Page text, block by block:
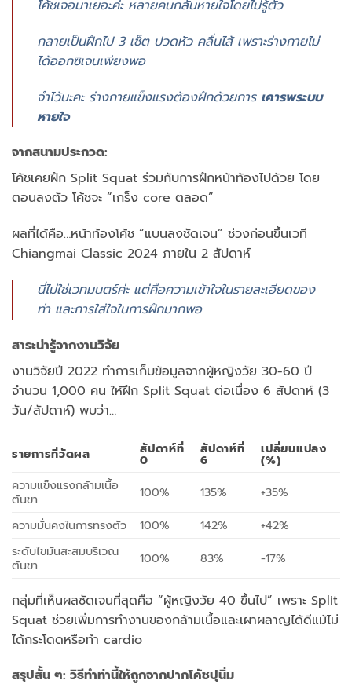
โค้ชเจอมาเยอะค่ะ หลายคนกลั้นหายใจโดยไม่รู้ตัว
กลายเป็นฝึกไป 3 เซ็ต ปวดหัว คลื่นไส้ เพราะร่างกายไม่
ได้ออกซิเจนเพียงพอ
จำไว้นะคะ ร่างกายแข็งแรงต้องฝึกด้วยการ เคารพระบบ
หายใจ
จากสนามประกวด:
โค้ชเคยฝึก Split Squat ร่วมกับการฝึกหน้าท้องไปด้วย โดย
ตอนลงตัว โค้ชจะ “เกร็ง core ตลอด”
ผลที่ได้คือ…หน้าท้องโค้ช “แบนลงชัดเจน” ช่วงก่อนขึ้นเวที
Chiangmai Classic 2024 ภายใน 2 สัปดาห์
นี่ไม่ใช่เวทมนตร์ค่ะ แต่คือความเข้าใจในรายละเอียดของ
ท่า และการใส่ใจในการฝึกมากพอ
สาระน่ารู้จากงานวิจัย
งานวิจัยปี 2022 ทำการเก็บข้อมูลจากผู้หญิงวัย 30-60 ปี
จำนวน 1,000 คน ให้ฝึก Split Squat ต่อเนื่อง 6 สัปดาห์ (3
วัน/สัปดาห์) พบว่า…
รายการที่วัดผล สัปดาห์ที่
0
สัปดาห์ที่
6
เปลี่ยนแปลง
(%)
ความแข็งแรงกล้ามเนื้อ
ต้นขา
100% 135%
+35%
ความมั่นคงในการทรงตัว
100% 142%
+42%
ระดับไขมันสะสมบริเวณ
ต้นขา
100% 83% -17%
กลุ่มที่เห็นผลชัดเจนที่สุดคือ “ผู้หญิงวัย 40 ขึ้นไป” เพราะ Split
Squat ช่วยเพิ่มการทำงานของกล้ามเนื้อและเผาผลาญได้ดีแม้ไม่
ได้กระโดดหรือทำ cardio
สรุปสั้น ๆ: วิธีทำท่านี้ให้ถูกจากปากโค้ชปุนิ่ม